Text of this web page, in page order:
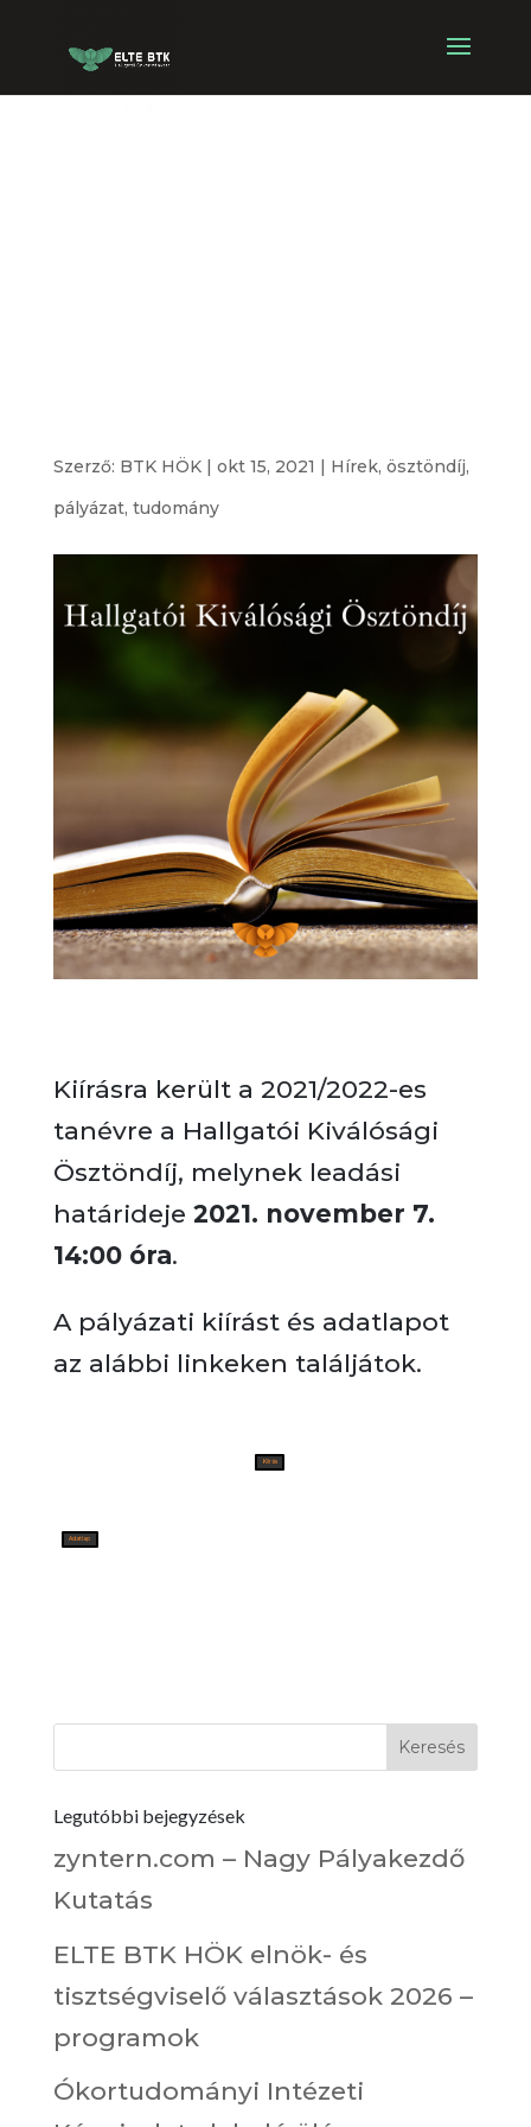
Szerző: BTK HÖK| okt 15, 2021 | Hírek, ösztöndíj,
pályázat, tudomány
Kiírásra került a 2021/2022-es
tanévre a Hallgatói Kiválósági
Ösztöndíj, melynek leadási
határideje 2021. november 7.
14:00 óra.
A pályázati kiírást és adatlapot
az alábbi linkeken találjátok.
Kiírás
Adatlap
Legutóbbi bejegyzések
zyntern.com – Nagy Pályakezdő
Kutatás
ELTE BTK HÖK elnök- és
tisztségviselő választások 2026 –
programok
Ókortudományi Intézeti